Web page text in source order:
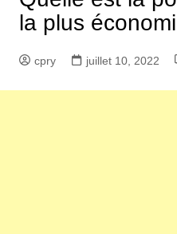
la plus
cpry juillet 10, 2022